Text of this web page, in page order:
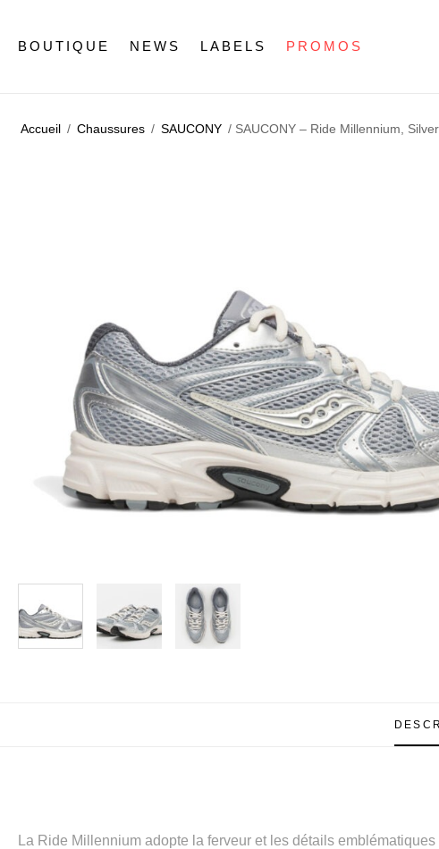
BOUTIQUE NEWS LABELS PROMOS
Accueil / Chaussures / SAUCONY / SAUCONY – Ride Millennium,
La Ride Millennium adopte la ferveur et les détails